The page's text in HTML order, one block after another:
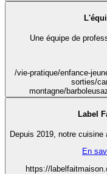
Une équipe de
/vie-pratique/enfance-
sorties/
montagne/
Label
Depuis 2019, notre
En
https://